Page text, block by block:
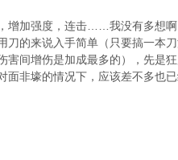
加强度，连击……我没有多想
来说入手简单（只要搞一本
间增伤是加成最多的），先是
非壕的情况下，应该差不多也已